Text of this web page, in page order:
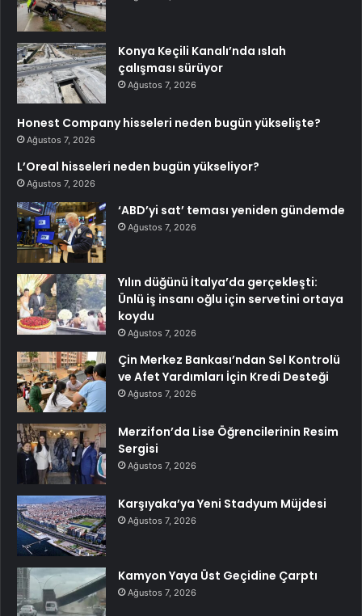
Konya Keçili Kanalı’nda ıslah
çalışması sürüyor
Ağustos 7, 2026
Honest Company hisseleri neden bugün yükselişte?
Ağustos 7, 2026
L’Oreal hisseleri neden bugün yükseliyor?
Ağustos 7, 2026
‘ABD’yi sat’ teması yeniden gündemde
Ağustos 7, 2026
Yılın düğünü İtalya’da gerçekleşti:
Ünlü iş insanı oğlu için servetini ortaya
koydu
Ağustos 7, 2026
Çin Merkez Bankası’ndan Sel Kontrolü
ve Afet Yardımları İçin Kredi Desteği
Ağustos 7, 2026
Merzifon’da Lise Öğrencilerinin Resim
Sergisi
Ağustos 7, 2026
Karşıyaka’ya Yeni Stadyum Müjdesi
Ağustos 7, 2026
Kamyon Yaya Üst Geçidine Çarptı
Ağustos 7, 2026